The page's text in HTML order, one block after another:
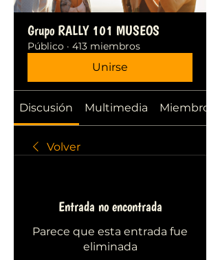
Grupo RALLY 101 MUSEOS
Público · 413 miembros
Unirse
Discusión Multimedia Miembros
Volver
Entrada no encontrada
Parece que esta entrada fue
eliminada